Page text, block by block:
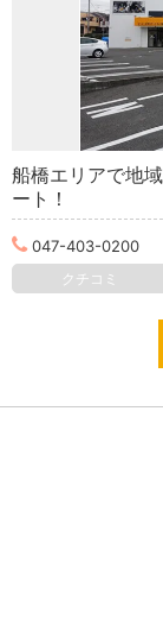
船橋エリアで地
ート！
047-403-0200
クチコミ